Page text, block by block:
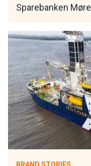
Sparebanken Møre
BRAND STORIES